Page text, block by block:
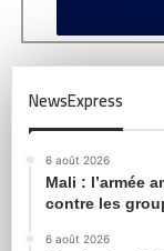
NewsExpress
6 août 2026
Mali : l’armée
contre les
6 août 2026